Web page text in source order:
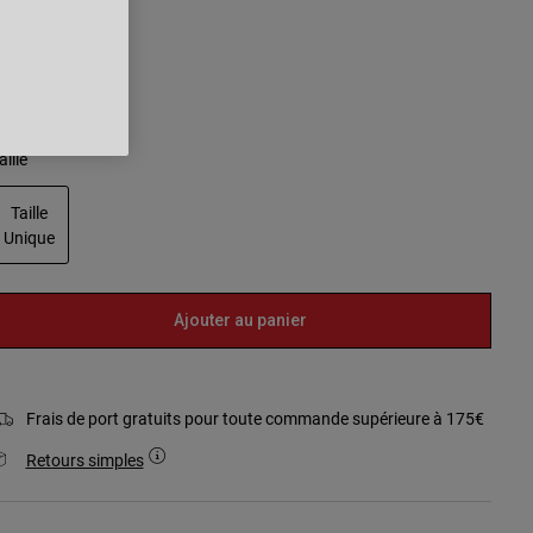
Taille
Unique
Ajouter au panier
Frais de port gratuits pour toute commande supérieure à 175€
Retours simples